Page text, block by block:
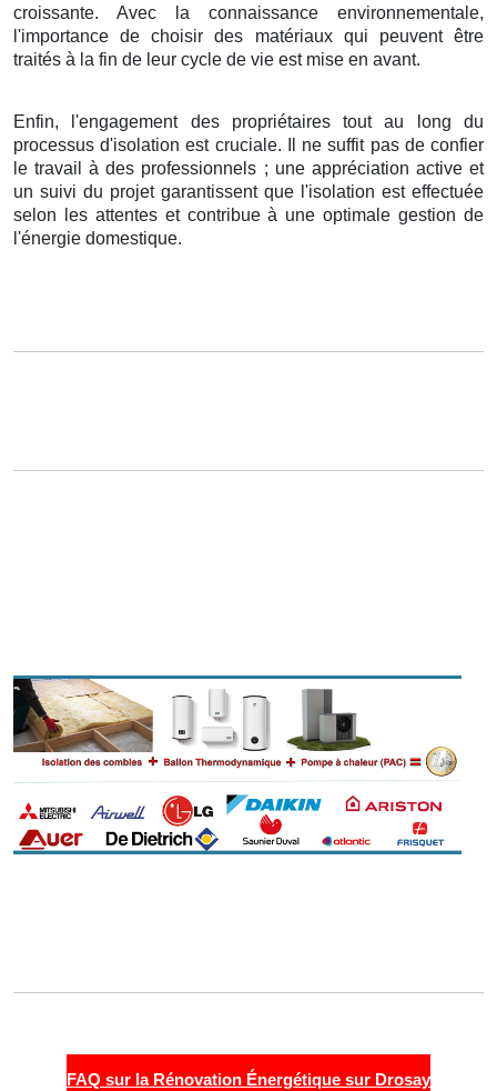
croissante. Avec la connaissance environnementale,
l'importance de choisir des matériaux qui peuvent être
traités à la fin de leur cycle de vie est mise en avant.
Enfin, l'engagement des propriétaires tout au long du
processus d'isolation est cruciale. Il ne suffit pas de confier
le travail à des professionnels ; une appréciation active et
un suivi du projet garantissent que l'isolation est effectuée
selon les attentes et contribue à une optimale gestion de
l'énergie domestique.
FAQ sur la Rénovation Énergétique sur Drosay